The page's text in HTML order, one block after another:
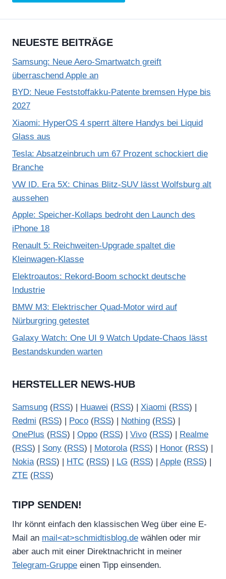
NEUESTE BEITRÄGE
Samsung: Neue Aero-Smartwatch greift
überraschend Apple an
BYD: Neue Feststoffakku-Patente bremsen Hype bis
2027
Xiaomi: HyperOS 4 sperrt ältere Handys bei Liquid
Glass aus
Tesla: Absatzeinbruch um 67 Prozent schockiert die
Branche
VW ID. Era 5X: Chinas Blitz-SUV lässt Wolfsburg alt
aussehen
Apple: Speicher-Kollaps bedroht den Launch des
iPhone 18
Renault 5: Reichweiten-Upgrade spaltet die
Kleinwagen-Klasse
Elektroautos: Rekord-Boom schockt deutsche
Industrie
BMW M3: Elektrischer Quad-Motor wird auf
Nürburgring getestet
Galaxy Watch: One UI 9 Watch Update-Chaos lässt
Bestandskunden warten
HERSTELLER NEWS-HUB
Samsung (RSS) | Huawei (RSS) | Xiaomi (RSS) |
Redmi (RSS) | Poco (RSS) | Nothing (RSS) |
OnePlus (RSS) | Oppo (RSS) | Vivo (RSS) |
Realme
(RSS) | Sony (RSS) | Motorola(RSS) | Honor (RSS) |
Nokia(RSS) | HTC (RSS) | LG (RSS) | Apple (RSS) |
ZTE (RSS)
TIPP SENDEN!
Ihr könnt einfach den klassischen Weg über eine E-
Mail an mail<at>schmidtisblog.de wählen oder mir
aber auch mit einer Direktnachricht in meiner
Telegram-Gruppe einen Tipp einsenden.